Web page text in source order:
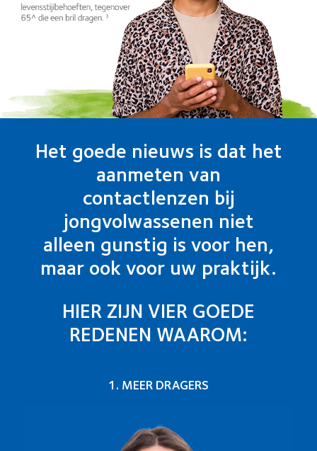
Het goede nieuws is dat het
aanmeten van
contactlenzen bij
jongvolwassenen niet
alleen gunstig is voor hen,
maar ook voor uw praktijk.
HIER ZIJN VIER GOEDE
REDENEN WAAROM:
1. MEER DRAGERS